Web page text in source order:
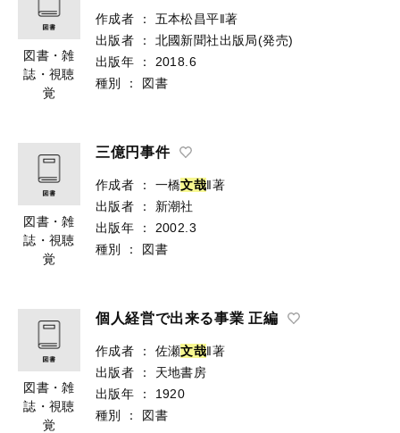
図書・雑
誌・視聴
覚
作成者 ：
五本松昌平‖著
出版者
：
北國新聞社出版局(発売)
出版年
：
2018.6
種別
： 図書
図書・雑
誌・視聴
覚
三億円事件
作成者 ： 一橋文哉‖著
出版者
：
新潮社
出版年
：
2002.3
種別
： 図書
図書・雑
誌・視聴
覚
個人経営で出来る事業 正編
作成者 ： 佐瀬文哉‖著
出版者
：
天地書房
出版年
：
1920
種別
： 図書